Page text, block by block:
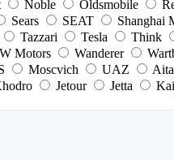
Noble Oldsmobile
Sears SEAT Shanghai
Tazzari Tesla Think
W Motors Wanderer
Moscvich UAZ Aita
Jetour Jetta